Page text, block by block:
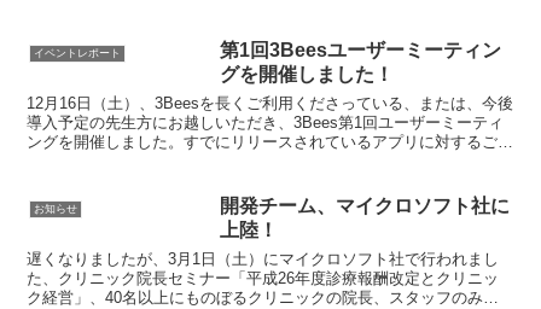
イベントレポート
第1回3Beesユーザーミーティン
グを開催しました！
12月16日（土）、3Beesを長くご利用くださっている、または、今後
導入予定の先生方にお越しいただき、3Bees第1回ユーザーミーティ
ングを開催しました。すでにリリースされているアプリに対するご意
お知らせ
開発チーム、マイクロソフト社に
上陸！
遅くなりましたが、3月1日（土）にマイクロソフト社で行われまし
た、クリニック院長セミナー「平成26年度診療報酬改定とクリニッ
ク経営」、40名以上にものぼるクリニックの院長、スタッフのみな